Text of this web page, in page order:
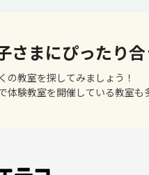
さまにぴったり
の教室を探してみましょう！
体験教室を開催している教室も